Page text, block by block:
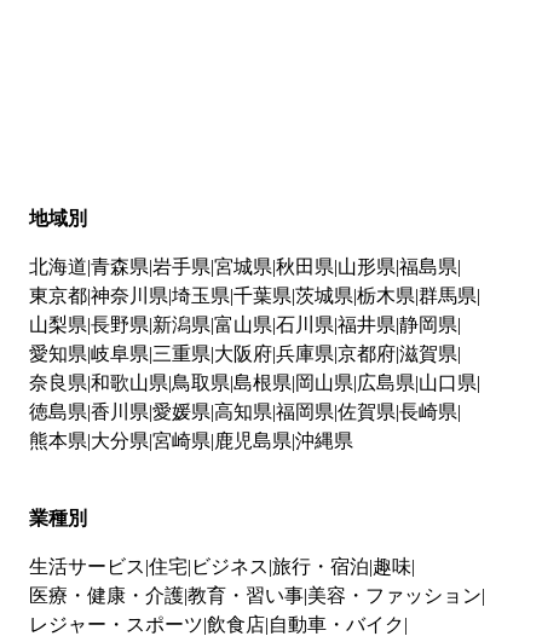
地域別
北海道 青森県 岩手県 宮城県 秋田県 山形県 福島県
東京都神奈川県 埼玉県 千葉県 茨城県 栃木県 群馬県
山梨県 長野県 新潟県 富山県 石川県 福井県 静岡県
愛知県 岐阜県 三重県 大阪府兵庫県 京都府滋賀県
奈良県 和歌山県 鳥取県 島根県 岡山県 広島県 山口県
徳島県 香川県 愛媛県 高知県 福岡県 佐賀県 長崎県
熊本県 大分県 宮崎県 鹿児島県 沖縄県
業種別
生活サービス 住宅 ビジネス 旅行・宿泊 趣味
医療・健康・介護教育・習い事 美容・ファッション
レジャー・スポーツ 飲食店 自動車・バイク